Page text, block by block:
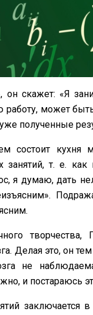
скажет: «Я
может
полученные
кухня
занятий, т. е.
я думаю, дать
Делая это, он
не
и постараюсь
заключается